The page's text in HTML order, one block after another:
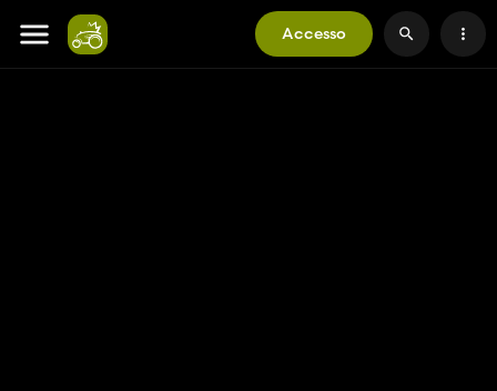
Accesso